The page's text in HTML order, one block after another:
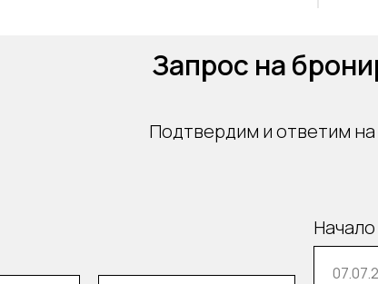
Запрос на
Подтвердим и ответим